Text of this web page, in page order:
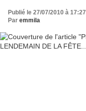
Publié le 27/07/2010 à 17:27
Par emmila